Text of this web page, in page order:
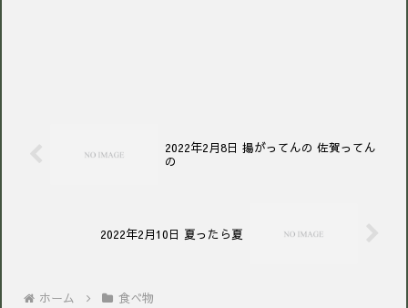
2022年2月8日 揚がってんの 佐賀ってん
の
2022年2月10日 夏ったら夏
ホーム 食べ物